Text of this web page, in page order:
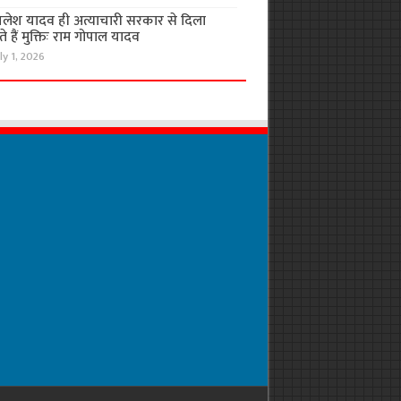
यादव ही अत्याचारी सरकार से दिला
मुक्तिः राम गोपाल यादव
1, 2026